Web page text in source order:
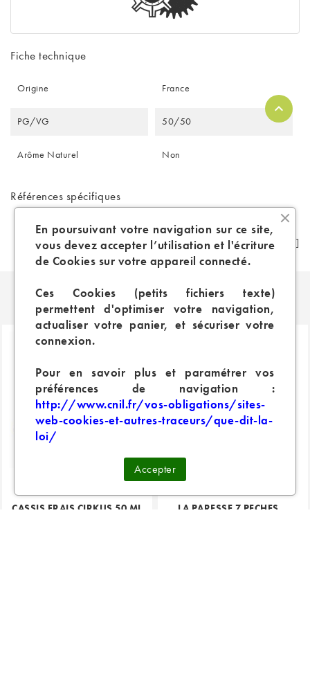
Fiche technique
Origine France
PG/VG 50/50
Arôme Naturel Non
Références spécifiques
PRODUITS SIMILAIRES
CASSIS FRAIS CIRKUS 50 ML LA PARESSE 7 PECHES...
En poursuivant votre navigation sur ce site,
vous devez accepter l’utilisation et l'écriture
de Cookies sur votre appareil connecté.
Ces Cookies (petits fichiers texte)
permettent d'optimiser votre navigation,
actualiser votre panier, et sécuriser votre
connexion.
Pour en savoir plus et paramétrer vos
préférences de navigation :
http://www.cnil.fr/vos-obligations/sites-
web-cookies-et-autres-traceurs/que-dit-la-
loi/
Accepter